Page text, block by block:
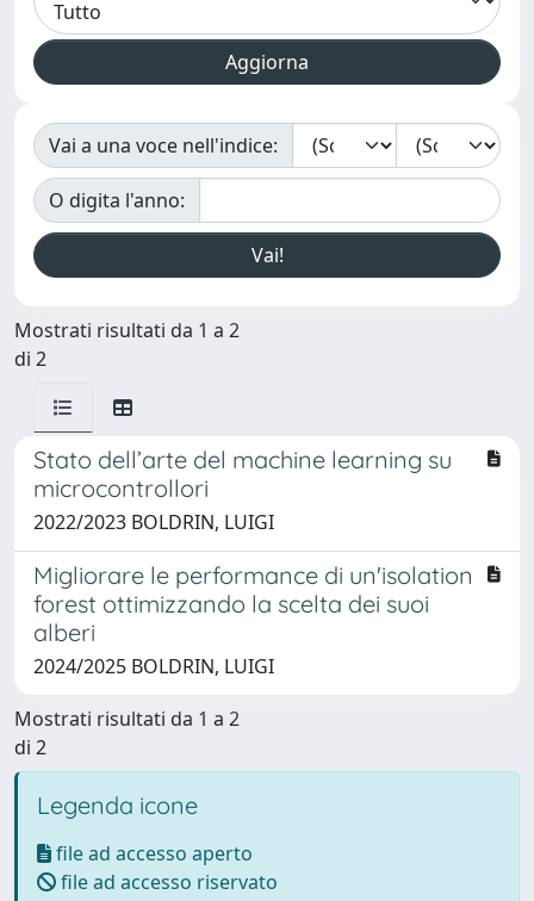
Vai a una voce nell'indice:
O digita l'anno:
Mostrati risultati da 1 a 2
di 2
Stato dell’arte del machine learning su
microcontrollori
2022/2023 BOLDRIN, LUIGI
Migliorare le performance di un'isolation
forest ottimizzando la scelta dei suoi
alberi
2024/2025 BOLDRIN, LUIGI
Mostrati risultati da 1 a 2
di 2
Legenda icone
file ad accesso aperto
file ad accesso riservato